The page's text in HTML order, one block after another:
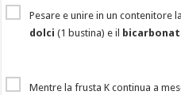
Pesare e unire in un contenitore la
dolci (1 bustina) e il
Mentre la frusta K continua a